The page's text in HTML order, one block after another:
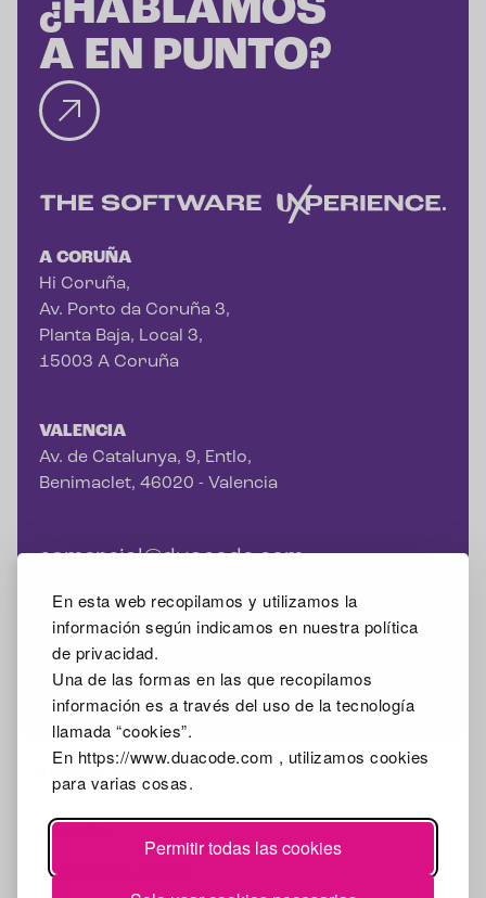
En esta web recopilamos y utilizamos la
información según indicamos en nuestra política
de privacidad.
Una de las formas en las que recopilamos
información es a través del uso de la tecnología
llamada “cookies”.
En https://www.duacode.com , utilizamos cookies
para varias cosas.
Permitir todas las cookies
¿HABLAMOS
A EN PUNTO?
A CORUÑA
Hi Coruña,
Av. Porto da Coruña 3,
Planta Baja, Local 3,
15003 A Coruña
VALENCIA
Av. de Catalunya, 9, Entlo,
Benimaclet, 46020 - Valencia
comercial@duacode.com
+34 981 065 089
Facebook Instagram Linkedin Google Mybusiness
2026
Aviso legal
Política de Privacidad